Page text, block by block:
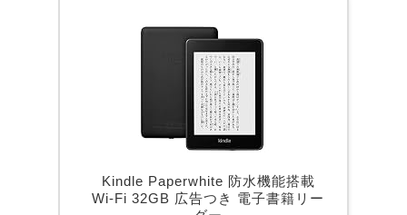
Kindle Paperwhite 防水機能搭載
Wi-Fi 32GB 広告つき 電子書籍リー